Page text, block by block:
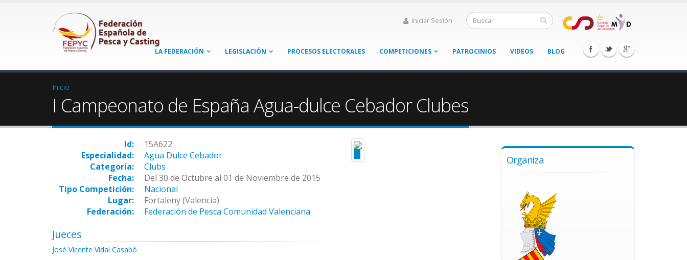
Iniciar Sesión
LA FEDERACIÓN LEGISLACIÓN PROCESOS ELECTORALES COMPETICIONES PATROCINIOS VIDEOS BLOG
Inicio
I Campeonato de España Agua-dulce Cebador Clubes
Id:
15A622
Especialidad:
Agua Dulce Cebador
Categoría:
Clubs
Fecha:
Del 30 de Octubre al 01 de Noviembre de 2015
Tipo Competición:
Nacional
Lugar:
Fortaleny (Valencia)
Federación:
Federación de Pesca Comunidad Valenciana
Jueces
José Vicente Vidal Casabó
Organiza